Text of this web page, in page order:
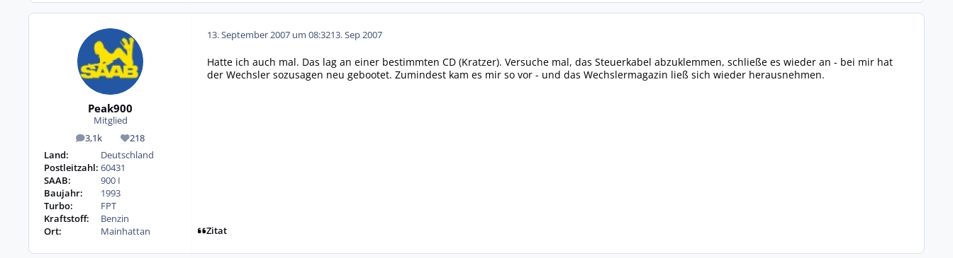
Peak900
Mitglied
3,1k
Beiträge 218
Reputation
Land:
Deutschland
Postleitzahl: 60431
SAAB:
900 I
Baujahr:
1993
Turbo:
FPT
Kraftstoff:
Benzin
Ort:
Mainhattan
13. September 2007 um 08:3213. Sep 2007
Hatte ich auch mal. Das lag an einer bestimmten CD (Kratzer). Versuche mal, das Steuerkabel abzuklemmen, schließe es wieder an - bei mir hat
der Wechsler sozusagen neu gebootet. Zumindest kam es mir so vor - und das Wechslermagazin ließ sich wieder herausnehmen.
Zitat